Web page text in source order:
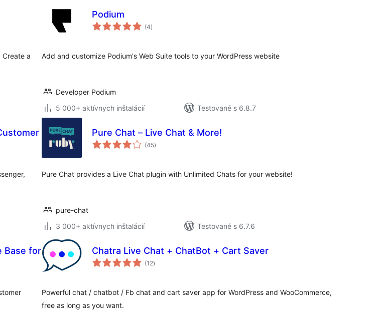
a
Podium
(4celkové
hodnotenie
)
Add and customize Podium's Web Suite tools to your WordPress website
Developer Podium
5 000+ aktívnych inštalácií
Testované s 6.8.7
Pure Chat – Live Chat & More!
(45celkové
hodnotenie
)
Pure Chat provides a Live Chat plugin with Unlimited Chats for your website!
pure-chat
3 000+ aktívnych inštalácií
Testované s 6.7.6
Base for
Chatra Live Chat + ChatBot + Cart Saver
(12celkové
hodnotenie
)
Powerful chat / chatbot / Fb chat and cart saver app for WordPress and WooCommerce,
free as long as you want.